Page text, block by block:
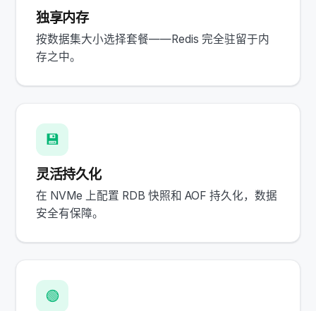
独享内存
按数据集大小选择套餐——Redis 完全驻留于内
存之中。
💾
灵活持久化
在 NVMe 上配置 RDB 快照和 AOF 持久化，数据
安全有保障。
🟢